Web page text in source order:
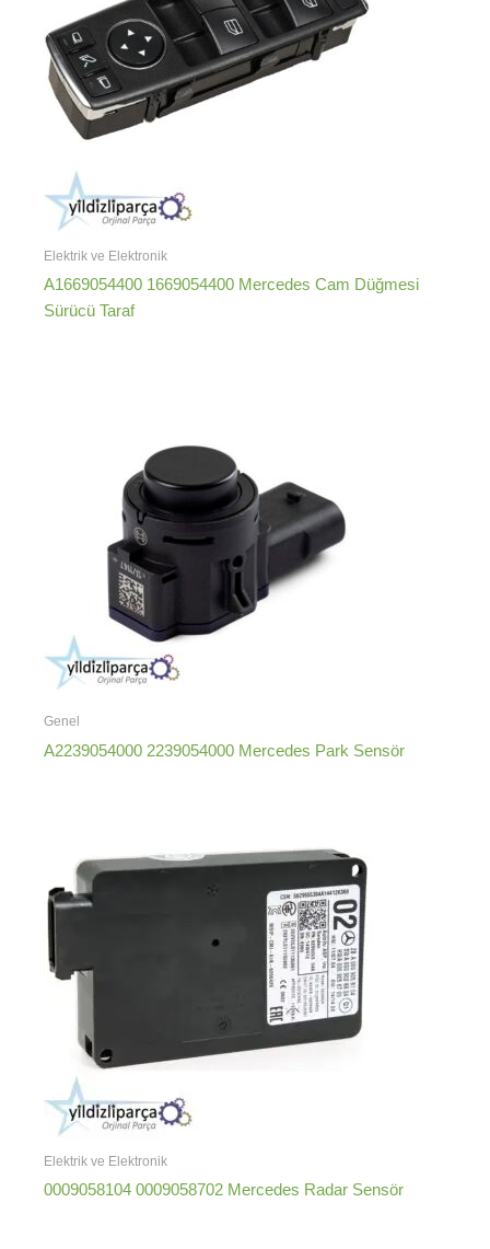
Elektrik ve Elektronik
A1669054400 1669054400 Mercedes Cam Düğmesi
Sürücü Taraf
Genel
A2239054000 2239054000 Mercedes Park Sensör
Elektrik ve Elektronik
0009058104 0009058702 Mercedes Radar Sensör